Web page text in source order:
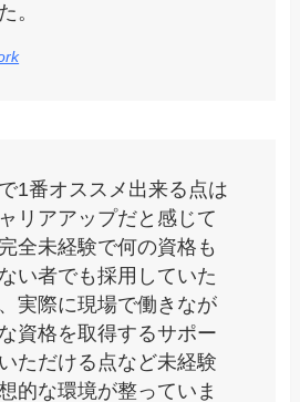
。
1番オススメ出来る点は
リアアップだと感じて
全未経験で何の資格も
い者でも採用していた
実際に現場で働きなが
資格を取得するサポー
ただける点など未経験
的な環境が整っていま